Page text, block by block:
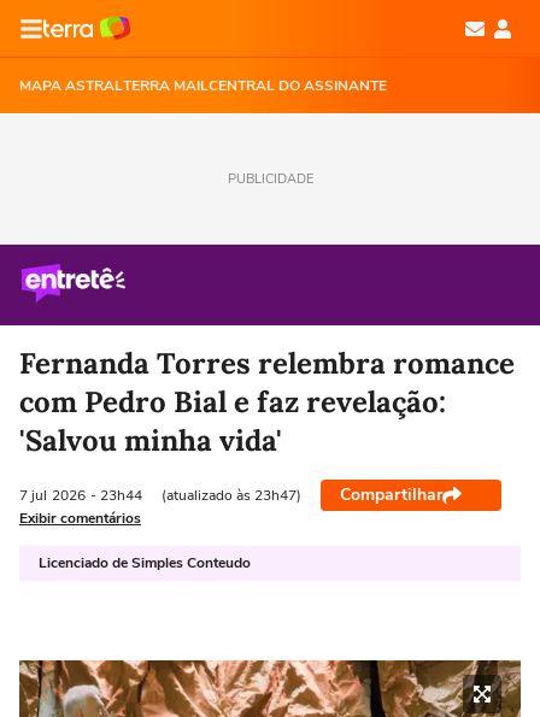
MAPA ASTRALTERRA MAILCENTRAL DO ASSINANTE
PUBLICIDADE
Fernanda Torres relembra romance
com Pedro Bial e faz revelação:
'Salvou minha vida'
7 jul 2026 - 23h44 (atualizado às 23h47) Compartilhar
Exibir comentários
Licenciado de Simples Conteudo